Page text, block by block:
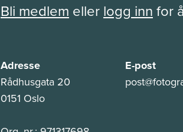
Bli medlem ellerlogg innfor
Adresse
Rådhusgata 20
0151 Oslo
E-post